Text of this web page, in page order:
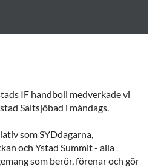
IF handboll medverkade vi
Saltsjöbad i måndags.
som SYDdagarna,
och Ystad Summit - alla
som berör, förenar och gör